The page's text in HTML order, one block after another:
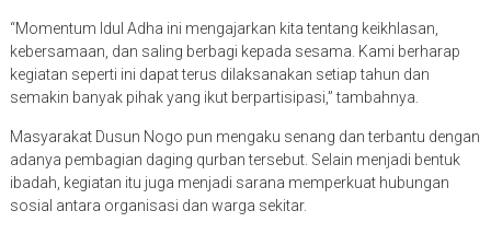
“Momentum Idul Adha ini mengajarkan kita tentang keikhlasan,
kebersamaan, dan saling berbagi kepada sesama. Kami berharap
kegiatan seperti ini dapat terus dilaksanakan setiap tahun dan
semakin banyak pihak yang ikut berpartisipasi,” tambahnya.
Masyarakat Dusun Nogo pun mengaku senang dan terbantu dengan
adanya pembagian daging qurban tersebut. Selain menjadi bentuk
ibadah, kegiatan itu juga menjadi sarana memperkuat hubungan
sosial antara organisasi dan warga sekitar.